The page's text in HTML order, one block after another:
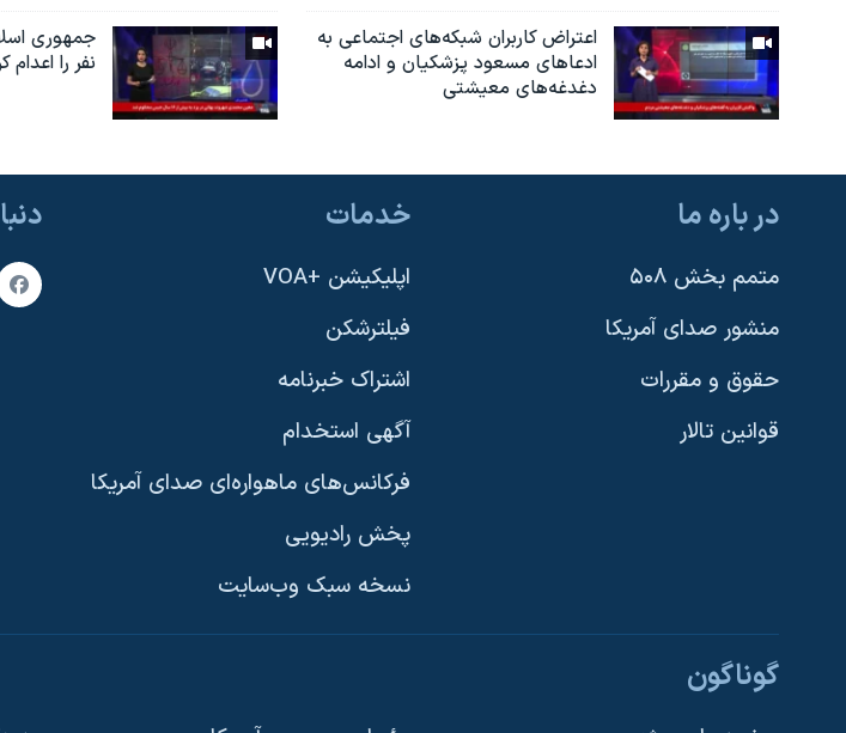
دنبال کنید
اعتراض کاربران شبکه‌های اجتماعی به
ادعاهای مسعود پزشکیان و ادامه
دغدغه‌های معیشتی
نفر را اعدام
در باره ما
متمم بخش ۵۰۸
منشور صدای آمریکا
حقوق و مقررات
قوانین تالار
خدمات
اپلیکیشن +VOA
فیلترشکن
اشتراک خبرنامه
آگهی استخدام
فرکانس‌های ماهواره‌ای صدای آمریکا
پخش رادیویی
نسخه سبک وب‌سایت
گوناگون